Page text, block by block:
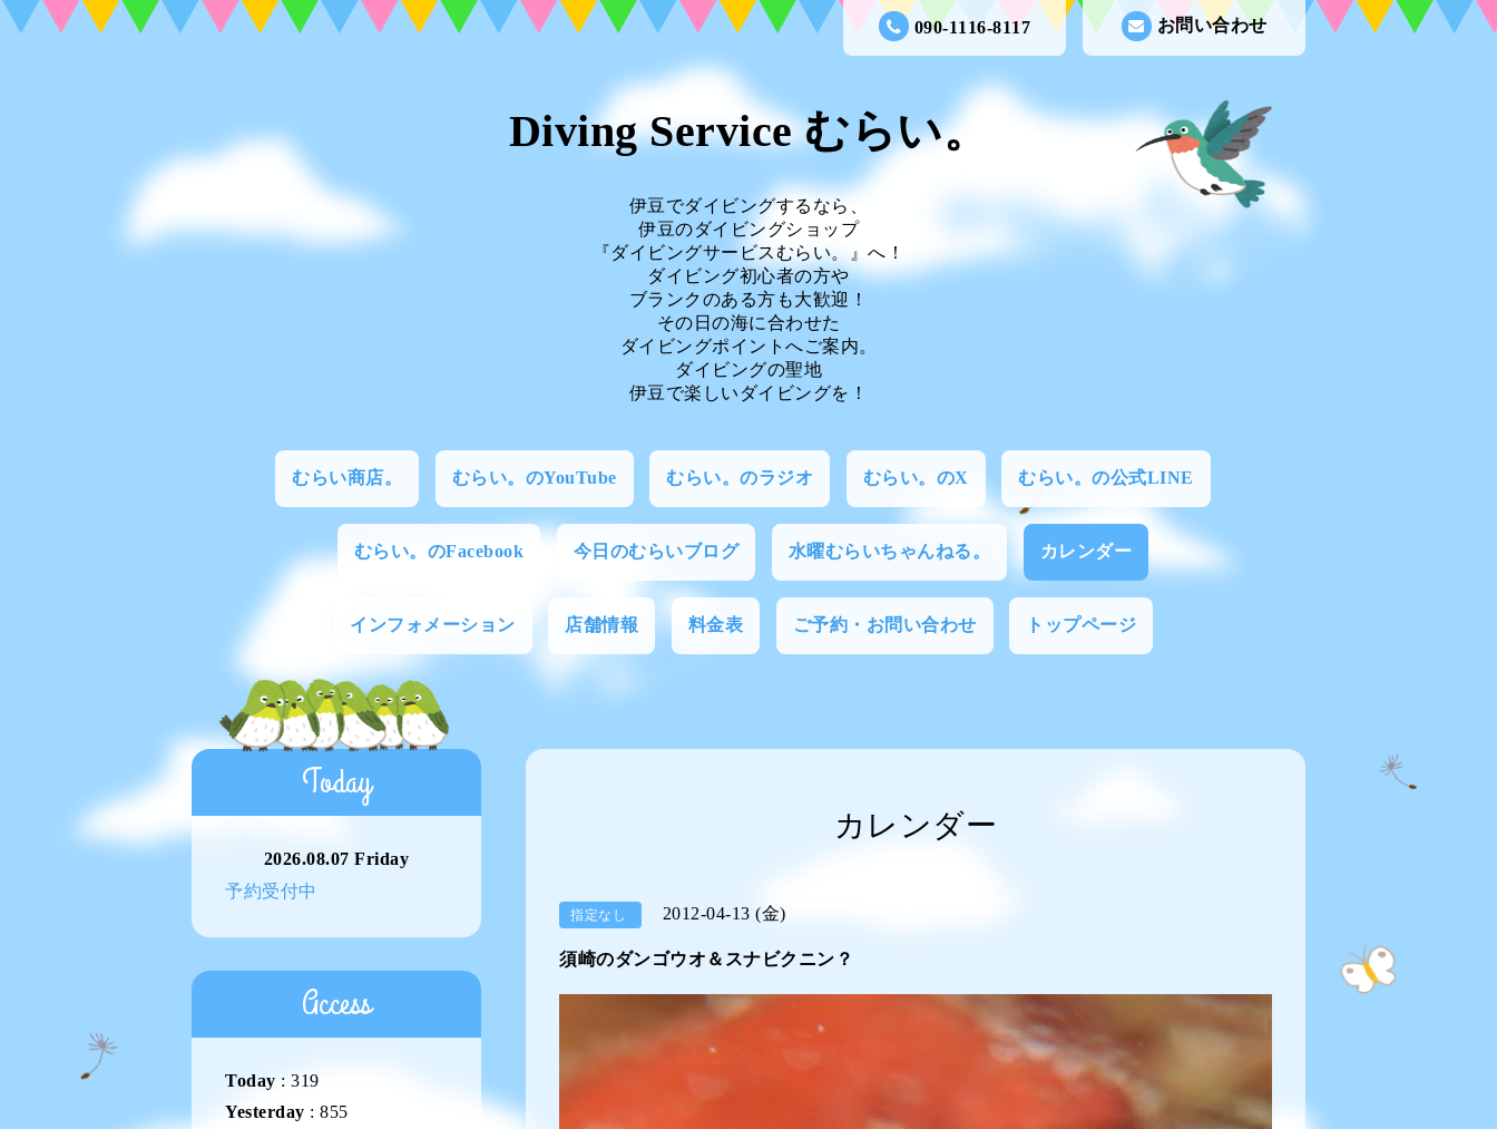
お問い合わせ
090-1116-8117
Diving Service むらい。
伊豆でダイビングするなら、
伊豆のダイビングショップ
『ダイビングサービスむらい。』へ！
ダイビング初心者の方や
ブランクのある方も大歓迎！
その日の海に合わせた
ダイビングポイントへご案内。
ダイビングの聖地
伊豆で楽しいダイビングを！
むらい商店。 むらい。のYouTube むらい。のラジオ むらい。のX むらい。の公式LINE
むらい。のFacebook 今日のむらいブログ 水曜むらいちゃんねる。 カレンダー
インフォメーション 店舗情報 料金表 ご予約・お問い合わせ トップページ
カレンダー
指定なし 2012-04-13 (金)
須崎のダンゴウオ＆スナビクニン？
Today
2026.08.07 Friday
予約受付中
Access
Today : 319
Yesterday : 855